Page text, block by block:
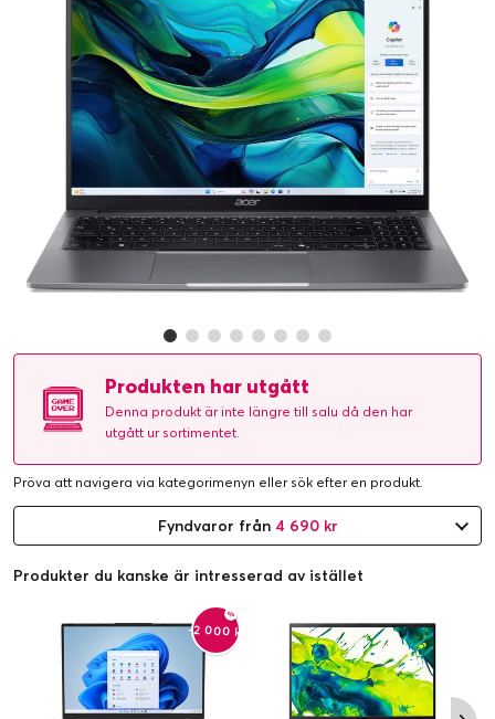
Produkten har utgått
Denna produkt är inte längre till salu då den har
utgått ur sortimentet.
Pröva att navigera via kategorimenyn eller sök efter en produkt.
Fyndvaror från 4 690 kr
Produkter du kanske är intresserad av istället
-2 000 kr